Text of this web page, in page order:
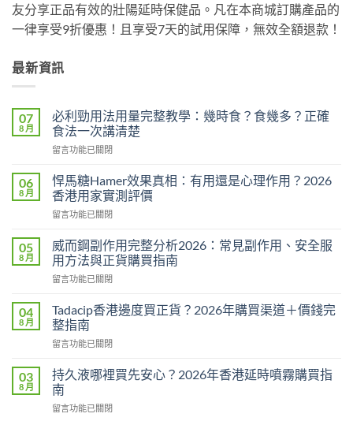
友分享正品有效的壯陽延時保健品。凡在本商城訂購產品的
一律享受9折優惠！且享受7天的試用保障，無效全額退款！
最新資訊
07
8 月
必利勁用法用量完整教學：幾時食？食幾多？正確
食法一次講清楚
在
利
勁
用
法
量
完
整
教
幾
時
食
多？
正
確
留言功能已關閉
06
8 月
悍馬糖Hamer效果真相：有用還是心理作用？2026
香港用家實測評價
在
馬
糖
Hamer
效
真
相：
用
是
心
作
留言功能已關閉
05
8 月
威而鋼副作用完整分析2026：常見副作用、安全服
用方法與正貨購買指南
在
而
鋼
副
作
完
整
分
析
留言功能已關閉
04
8 月
Tadacip香港邊度買正貨？2026年購買渠道＋價錢完
整指南
在
香
港
邊
度
留言功能已關閉
03
8 月
持久液哪裡買先安心？2026年香港延時噴霧購買指
南
在
留言功能已關閉